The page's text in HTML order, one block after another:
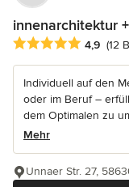
innenarchitektur
Durchschnittliche
4,9 (12
Individuell auf den
oder im Beruf –
dem Optimalen zu
Mehr
Unnaer Str. 27,